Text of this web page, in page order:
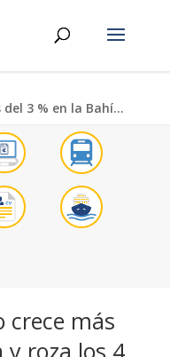
El tráfico portuario crece más del 3 % en la Bahía y roza los 4 millones de toneladas hasta agosto
crece más
y roza los 4